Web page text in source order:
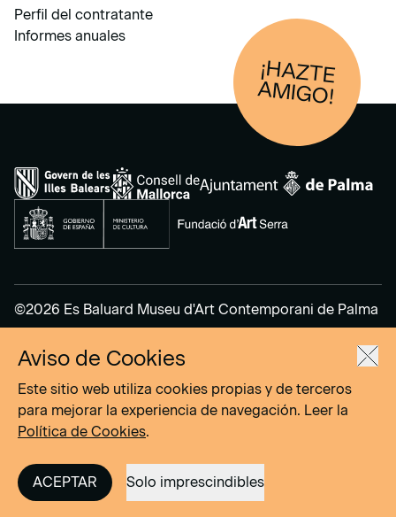
Perfil del contratante
Informes anuales
¡HAZTE
AM
IGO!
©2026 Es Baluard Museu d'Art Contemporani de Palma
Aviso Legal
Política de Privacidad
Política de cookies
Site byDOMO–A
Aviso de Cookies
Este sitio web utiliza cookies propias y de terceros
para mejorar la experiencia de navegación. Leer la
Política de Cookies.
ACEPTAR Solo imprescindibles